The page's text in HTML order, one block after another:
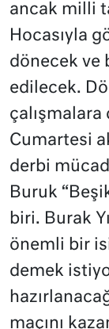
ancak milli
Hocasıyla
dönecek ve
edilecek.
Cumartesi
derbi
Buruk
biri. Burak
önemli bir
demek
maçını